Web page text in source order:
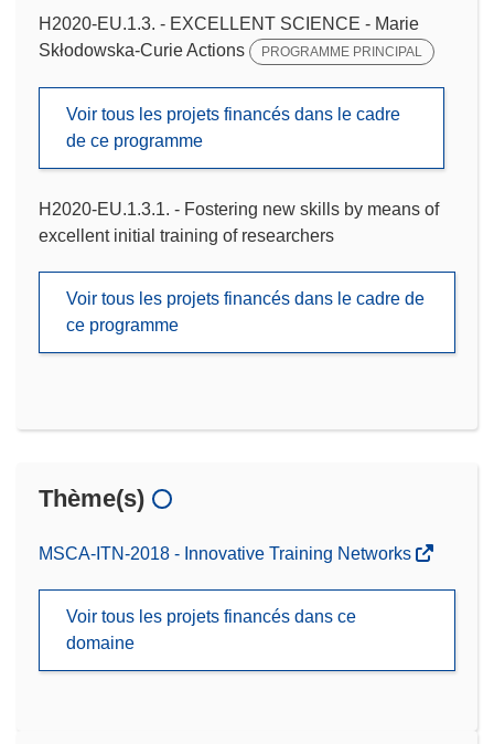
H2020-EU.1.3. - EXCELLENT SCIENCE - Marie
Skłodowska-Curie Actions
PROGRAMME PRINCIPAL
Voir tous les projets financés dans le cadre
de ce programme
H2020-EU.1.3.1. - Fostering new skills by means of
excellent initial training of researchers
Voir tous les projets financés dans le cadre de
ce programme
Thème(s)
MSCA-ITN-2018 - Innovative Training Networks
Voir tous les projets financés dans ce
domaine